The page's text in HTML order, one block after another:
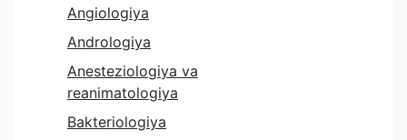
Angiologiya
Andrologiya
Anesteziologiya va
reanimatologiya
Bakteriologiya